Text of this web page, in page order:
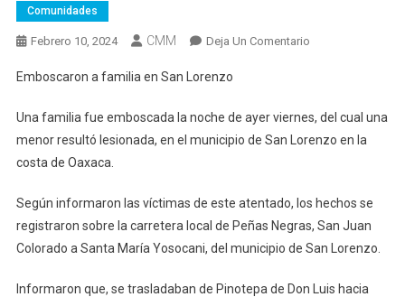
Comunidades
Febrero 10, 2024 CMM Deja Un ComentarioEn
En
San
Emboscaron a familia en San Lorenzo
Una familia fue emboscada la noche de ayer viernes, del cual una
menor resultó lesionada, en el municipio de San Lorenzo en la
costa de Oaxaca.
Según informaron las víctimas de este atentado, los hechos se
registraron sobre la carretera local de Peñas Negras, San Juan
Colorado a Santa María Yosocani, del municipio de San Lorenzo.
Informaron que, se trasladaban de Pinotepa de Don Luis hacia